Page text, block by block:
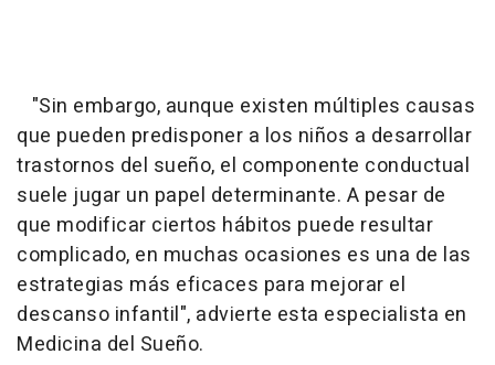
"Sin embargo, aunque existen múltiples causas
que pueden predisponer a los niños a desarrollar
trastornos del sueño, el componente conductual
suele jugar un papel determinante. A pesar de
que modificar ciertos hábitos puede resultar
complicado, en muchas ocasiones es una de las
estrategias más eficaces para mejorar el
descanso infantil", advierte esta especialista en
Medicina del Sueño.